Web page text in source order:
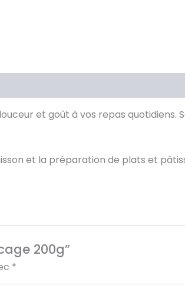
et goût à vos repas quotidiens.
et la préparation de plats et
200g”
*